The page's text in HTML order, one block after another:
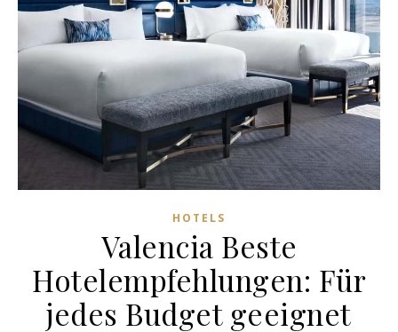
HOTELS
Valencia Beste
Hotelempfehlungen: Für
jedes Budget geeignet